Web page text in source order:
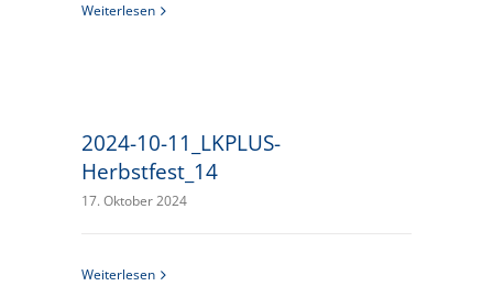
Weiterlesen
2024-10-11_LKPLUS-
Herbstfest_14
17. Oktober 2024
Weiterlesen